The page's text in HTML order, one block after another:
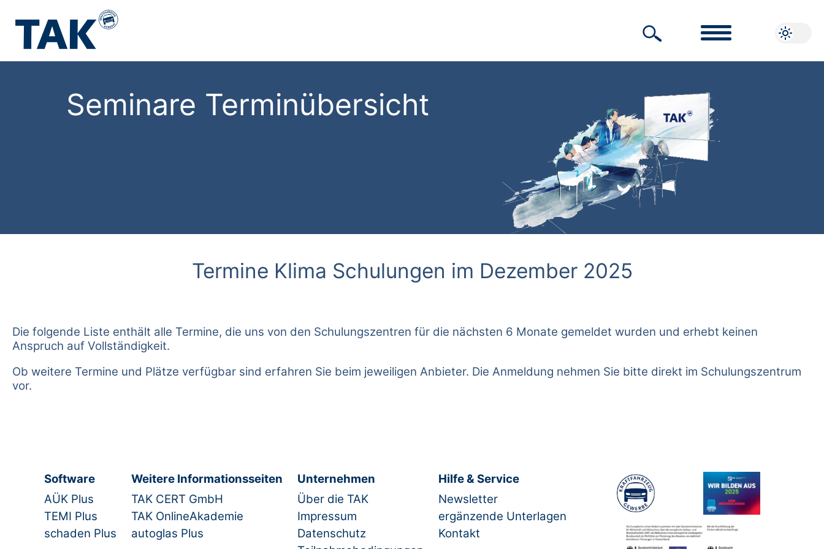
Seminare Terminübersicht
Termine Klima Schulungen im Dezember 2025
Die folgende Liste enthält alle Termine, die uns von den Schulungszentren für die nächsten 6 Monate gemeldet wurden und erhebt keinen
Anspruch auf Vollständigkeit.
Ob weitere Termine und Plätze verfügbar sind erfahren Sie beim jeweiligen Anbieter. Die Anmeldung nehmen Sie bitte direkt im Schulungszentrum
vor.
Software
AÜK Plus
TEMI Plus
schaden Plus
Weitere Informationsseiten
TAK CERT GmbH
TAK OnlineAkademie
autoglas Plus
Unternehmen
Über die TAK
Impressum
Datenschutz
Hilfe & Service
Newsletter
ergänzende Unterlagen
Kontakt